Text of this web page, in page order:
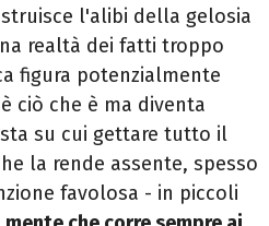
l'alibi della gelosia
realtà dei fatti troppo
figura potenzialmente
ciò che è ma diventa
su cui gettare tutto il
la rende assente, spesso
favolosa - in piccoli